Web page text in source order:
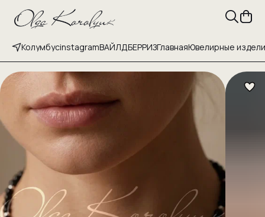
КолумбусinstagramВАЙЛДБЕРРИЗГлавнаяЮвелирные